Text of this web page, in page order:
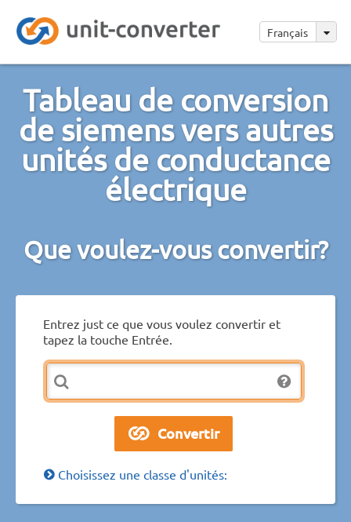
Français
Tableau de conversion
de siemens vers autres
unités de conductance
électrique
Que voulez-vous convertir?
Entrez just ce que vous voulez convertir et
tapez la touche Entrée.
Choisissez une classe d'unités: